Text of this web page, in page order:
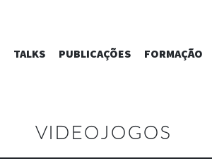
SKIP
TALKS PUBLICAÇÕES FORMAÇÃO
VIDEOJOGOS